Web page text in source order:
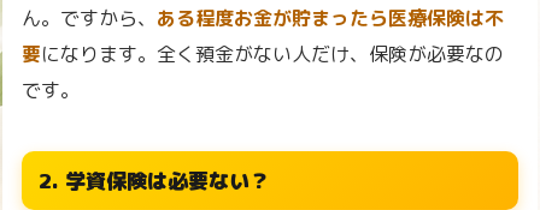
ん。ですから、 ある程度お金が貯まったら医療保険は不
要になります。全く預金がない人だけ、保険が必要なの
です。
2. 学資保険は必要ない？